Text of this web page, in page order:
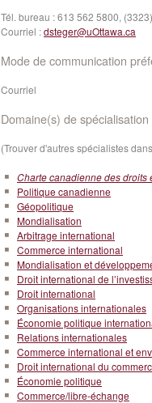
Tél. bureau :613 562 5800, (3323)
Courriel :dsteger@uOttawa.ca
Mode de communication
Courriel
Domaine(s) de spécialisation
(Trouver d'autres spécialistes
Charte canadienne des droits
Politique canadienne
Géopolitique
Mondialisation
Arbitrage international
Commerce international
Mondialisation et
Droit international de
Droit international
Organisations internationales
Économie politique
Relations internationales
Commerce international et
Droit international du
Économie politique
Commerce/libre-échange